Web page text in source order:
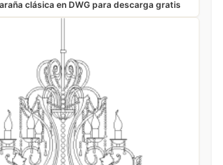
clásica en DWG para descarga gratis